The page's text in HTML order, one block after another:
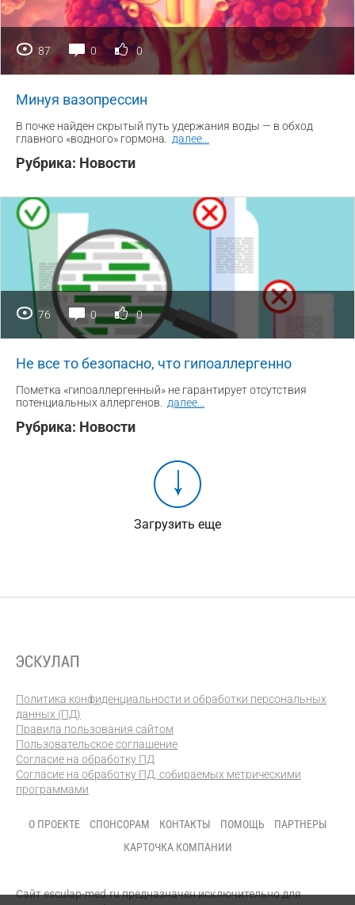
87 0 0
Минуя вазопрессин
В почке найден скрытый путь удержания воды — в обход
главного «водного» гормона.
далее
Рубрика: Новости
76 0 0
Не все то безопасно, что гипоаллергенно
Пометка «гипоаллергенный» не гарантирует отсутствия
потенциальных аллергенов.
далее
Рубрика: Новости
Загрузить еще
Политика конфиденциальности и обработки персональных
данных (ПД)
Правила пользования сайтом
Пользовательское соглашение
Согласие на обработку ПД
Согласие на обработку ПД, собираемых метрическими
программами
О ПРОЕКТЕ СПОНСОРАМ КОНТАКТЫ ПОМОЩЬ
ПАРТНЕРЫ
КАРТОЧКА КОМПАНИИ
Сайт esculap-med.ru предназначен исключительно для